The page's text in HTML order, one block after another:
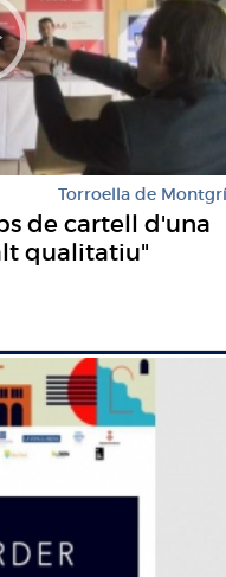
Torroella de Montgrí
de cartell d'una
qualitatiu"